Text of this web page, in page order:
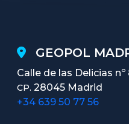
GEOPOL
Calle de las Delicias nº
CP. 28045 Madrid
+34 639 50 77 56